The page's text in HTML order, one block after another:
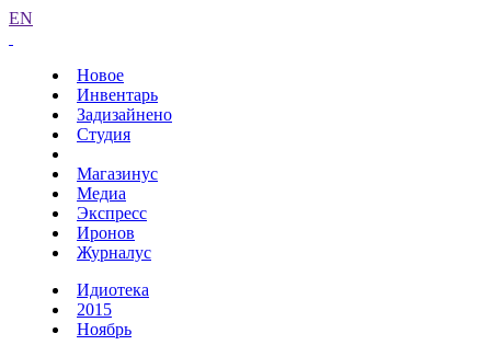
EN
Новое
Инвентарь
Задизайнено
Студия
Магазинус
Медиа
Экспресс
Иронов
Журналус
Идиотека
2015
Ноябрь